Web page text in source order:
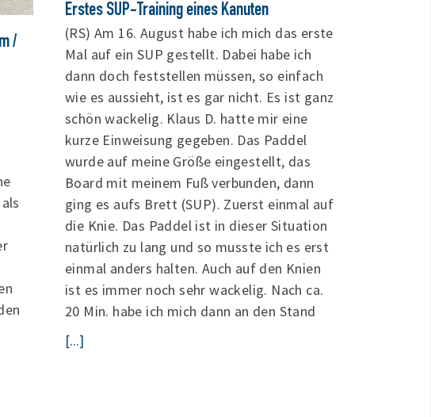
Erstes SUP-Training eines Kanuten
(RS) Am 16. August habe ich mich das erste
Mal auf ein SUP gestellt. Dabei habe ich
dann doch feststellen müssen, so einfach
wie es aussieht, ist es gar nicht. Es ist ganz
schön wackelig. Klaus D. hatte mir eine
kurze Einweisung gegeben. Das Paddel
wurde auf meine Größe eingestellt, das
Board mit meinem Fuß verbunden, dann
ging es aufs Brett (SUP). Zuerst einmal auf
die Knie. Das Paddel ist in dieser Situation
natürlich zu lang und so musste ich es erst
einmal anders halten. Auch auf den Knien
ist es immer noch sehr wackelig. Nach ca.
20 Min. habe ich mich dann an den Stand
[...]
/